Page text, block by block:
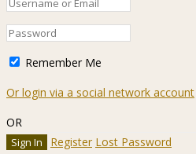
Remember Me
Or login via a social network account
OR
Register Lost Password